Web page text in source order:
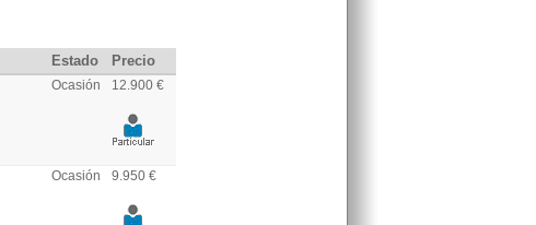
Estado Precio
Ocasión 12.900 €
Ocasión 9.950 €